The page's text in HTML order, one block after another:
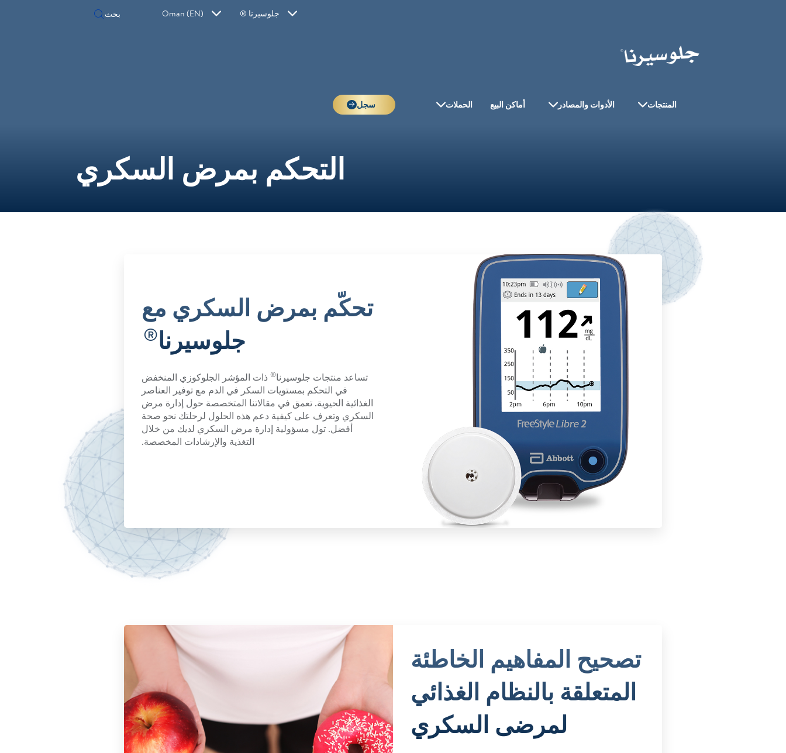
جلوسيرنا ® Oman (EN)
المنتجات الأدوات والمصادر أماكن البيع الحملات سجل
التحكم بمرض السكري
تحكّم بمرض السكري مع
جلوسيرنا®
تساعد منتجات جلوسيرنا® ذات المؤشر الجلوكوزي المنخفض
في التحكم بمستويات السكر في الدم مع توفير العناصر
الغذائية الحيوية. تعمق في مقالاتنا المتخصصة حول إدارة مرض
السكري وتعرف على كيفية دعم هذه الحلول لرحلتك نحو صحة
أفضل. تول مسؤولية إدارة مرض السكري لديك من خلال
التغذية والإرشادات المخصصة.
تصحيح المفاهيم الخاطئة
المتعلقة بالنظام الغذائي
لمرضى السكري